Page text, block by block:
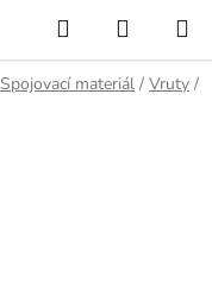
Hledat
KOŠÍK
Spojovací materiál / Vruty /